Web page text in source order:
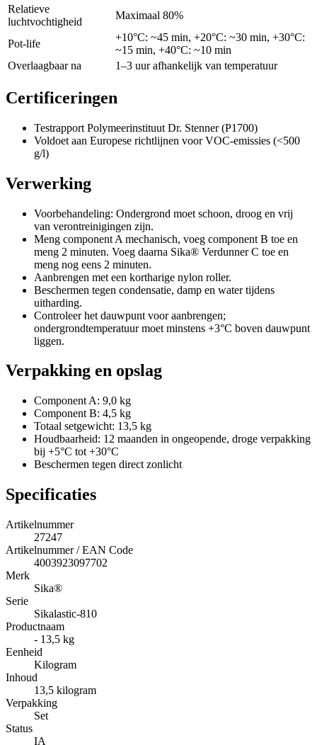
Relatieve
luchtvochtigheid
Maximaal 80%
Pot-life
+10°C: ~45 min, +20°C: ~30 min, +30°C:
~15 min, +40°C: ~10 min
Overlaagbaar na
1–3 uur afhankelijk van temperatuur
Certificeringen
Testrapport Polymeerinstituut Dr. Stenner (P1700)
Voldoet aan Europese richtlijnen voor VOC-emissies (<500
g/l)
Verwerking
Voorbehandeling: Ondergrond moet schoon, droog en vrij
van verontreinigingen zijn.
Meng component A mechanisch, voeg component B toe en
meng 2 minuten. Voeg daarna Sika® Verdunner C toe en
meng nog eens 2 minuten.
Aanbrengen met een kortharige nylon roller.
Beschermen tegen condensatie, damp en water tijdens
uitharding.
Controleer het dauwpunt voor aanbrengen;
ondergrondtemperatuur moet minstens +3°C boven dauwpunt
liggen.
Verpakking en opslag
Component A: 9,0 kg
Component B: 4,5 kg
Totaal setgewicht: 13,5 kg
Houdbaarheid: 12 maanden in ongeopende, droge verpakking
bij +5°C tot +30°C
Beschermen tegen direct zonlicht
Specificaties
Artikelnummer
27247
Artikelnummer / EAN Code
4003923097702
Merk
Sika®
Serie
Sikalastic-810
Productnaam
- 13,5 kg
Eenheid
Kilogram
Inhoud
13,5 kilogram
Verpakking
Set
Status
IA